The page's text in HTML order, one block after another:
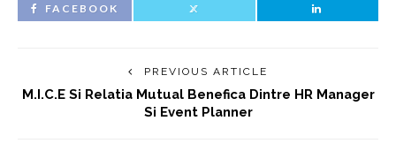
FACEBOOK
PREVIOUS ARTICLE
M.I.C.E Si Relatia Mutual Benefica Dintre HR Manager
Si Event Planner